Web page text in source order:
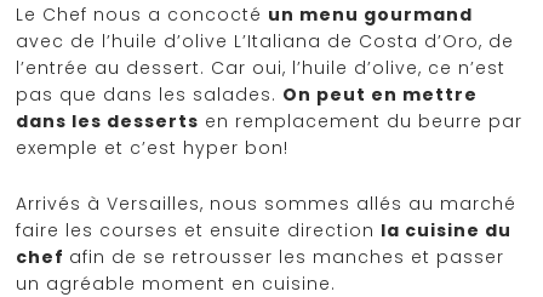
Le Chef nous a concocté un menu gourmand
avec de l’huile d’olive L’Italiana de Costa d’Oro, de
l’entrée au dessert. Car oui, l’huile d’olive, ce n’est
pas que dans les salades. On peut en mettre
dans les desserts en remplacement du beurre par
exemple et c’est hyper bon!
Arrivés à Versailles, nous sommes allés au marché
faire les courses et ensuite direction la cuisine du
chef afin de se retrousser les manches et passer
un agréable moment en cuisine.